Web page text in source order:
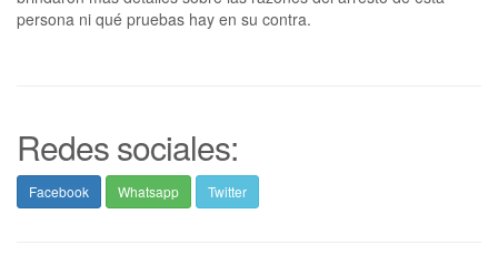
persona ni qué pruebas hay en su contra.
Redes sociales:
Facebook Whatsapp Twitter